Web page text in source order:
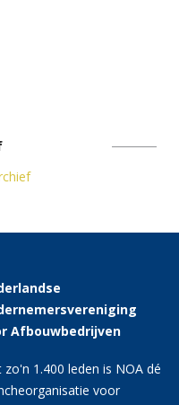
Afbouwbedrijven
zo'n 1.400 leden is NOA dé
voor